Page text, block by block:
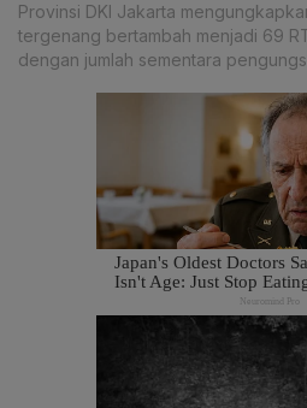
Provinsi DKI Jakarta
tergenang bertambah menjadi 69
dengan jumlah sementara